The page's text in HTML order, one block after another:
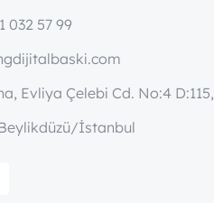
032 57 99
Evliya Çelebi Cd. No:4 D:115,
İstanbul